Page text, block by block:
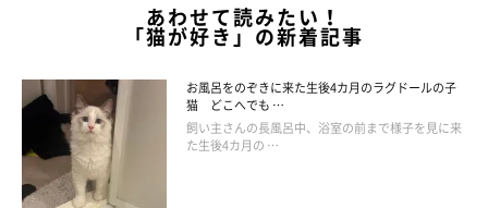
あわせて読みたい！
「猫が好き」の新着記事
お風呂をのぞきに来た生後4カ月のラグドールの子
猫 どこへでも …
飼い主さんの長風呂中、浴室の前まで様子を見に来
た生後4カ月の …